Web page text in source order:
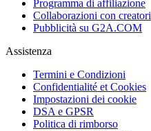
Programma di affiliazione
Collaborazioni con creatori
Pubblicità su G2A.COM
Assistenza
Termini e Condizioni
Confidentialité et Cookies
Impostazioni dei cookie
DSA e GPSR
Politica di rimborso